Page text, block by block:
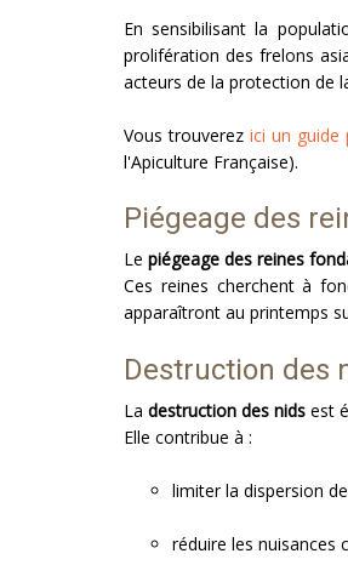
En sensibilisant la
prolifération des frelons
acteurs de la protection de
Vous trouverez ici un guide
l'Apiculture Française).
Piégeage des
Le piégeage des reines
Ces reines cherchent à
apparaîtront au printemps
Destruction des
La destruction des nids est
Elle contribue à :
limiter la dispersion
réduire les nuisances